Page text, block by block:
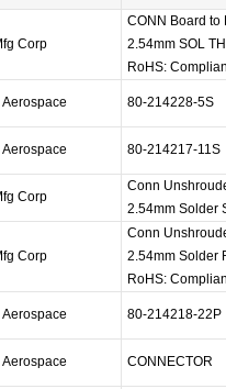
Corp
CONN Board to
2.54mm SOL
RoHS:
80-214228-5S
80-214217-11S
Corp
Conn
2.54mm Solder
Corp
Conn
2.54mm Solder
RoHS:
80-214218-22P
CONNECTOR